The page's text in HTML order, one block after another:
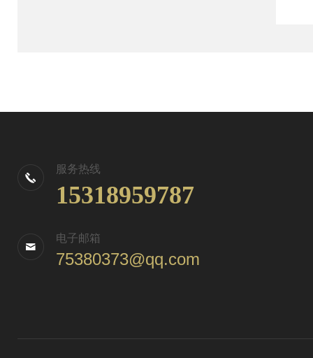
服务热线
15318959787
电子邮箱
75380373@qq.com